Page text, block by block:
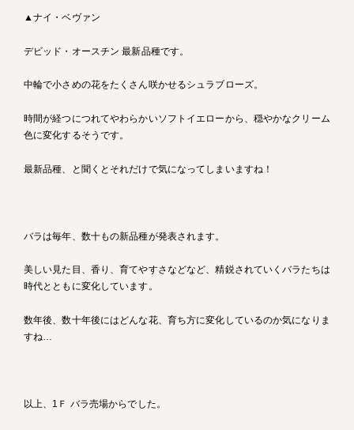
▲ナイ・ベヴァン
デビッド・オースチン 最新品種です。
中輪で小さめの花をたくさん咲かせるシュラブローズ。
時間が経つにつれてやわらかいソフトイエローから、穏やかなクリーム
色に変化するそうです。
最新品種、と聞くとそれだけで気になってしまいますね！
バラは毎年、数十もの新品種が発表されます。
美しい見た目、香り、育てやすさなどなど、精鋭されていくバラたちは
時代とともに変化しています。
数年後、数十年後にはどんな花、育ち方に変化しているのか気になりま
すね…
以上、1Ｆ バラ売場からでした。